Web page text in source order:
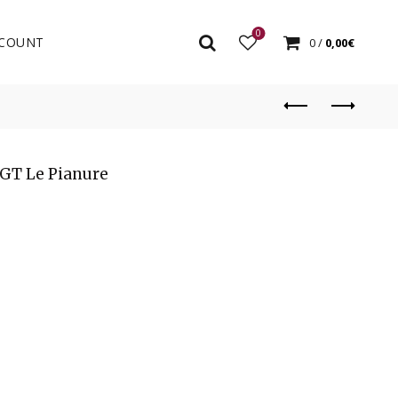
0
0/ 0,00€
Le Pianure